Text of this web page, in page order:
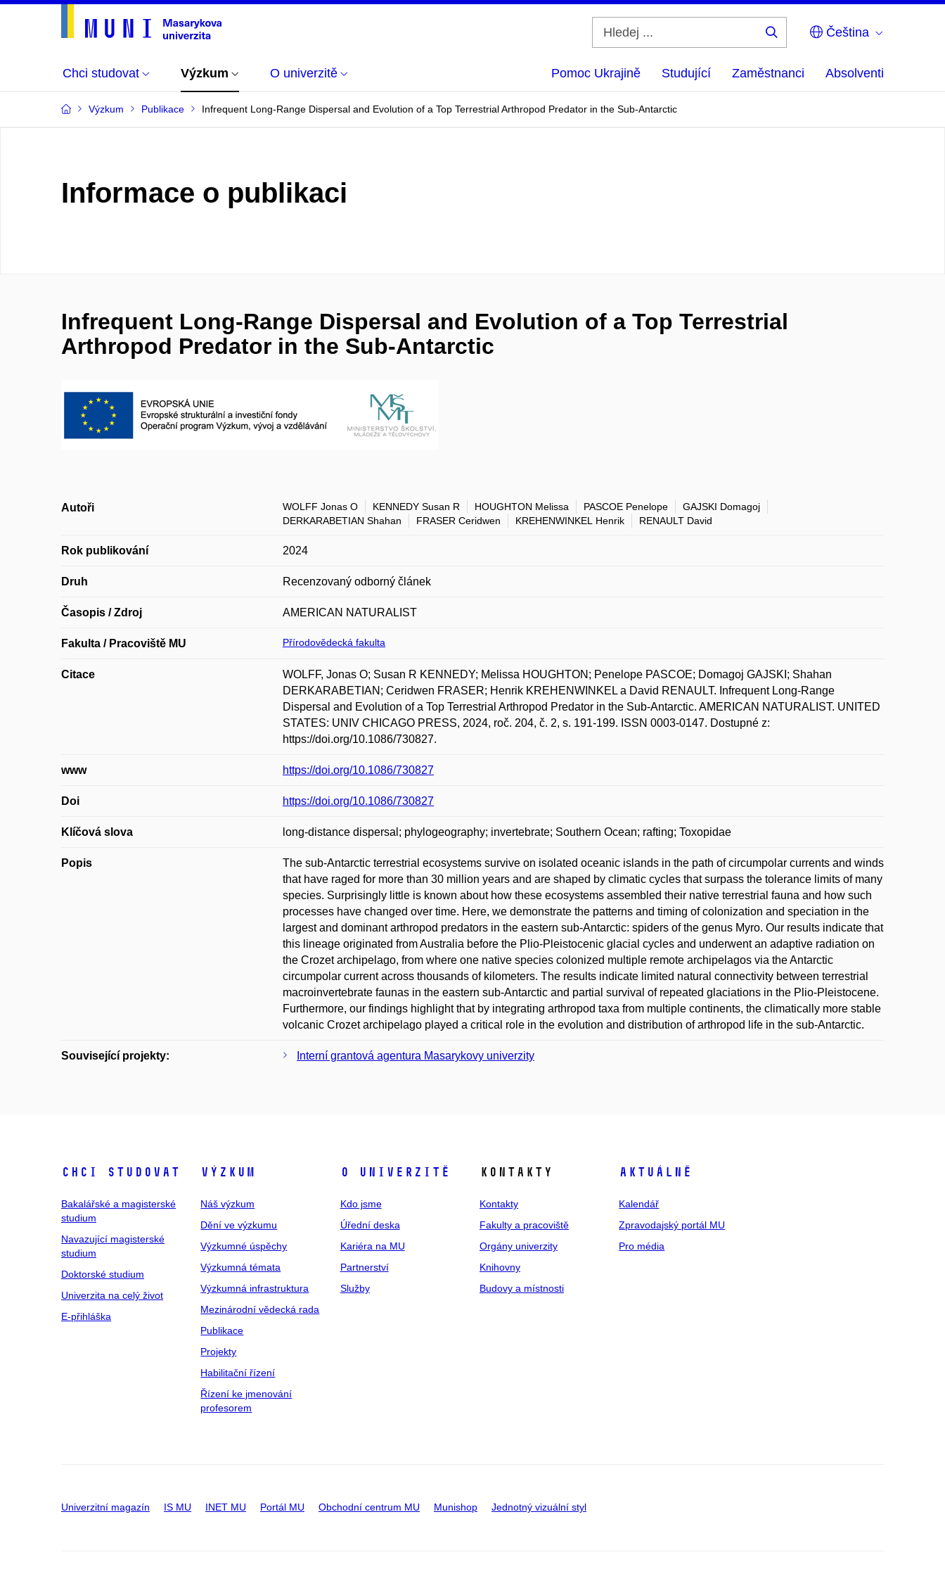
Čeština
Chci studovat Výzkum O univerzitě Pomoc Ukrajině Studující Zaměstnanci Absolventi
Výzkum Publikace Infrequent Long-Range Dispersal and Evolution of a Top Terrestrial Arthropod Predator in the Sub-Antarctic
Informace o publikaci
Infrequent Long-Range Dispersal and Evolution of a Top Terrestrial
Arthropod Predator in the Sub-Antarctic
Autoři WOLFF Jonas O KENNEDY Susan R HOUGHTON Melissa PASCOE Penelope
GAJSKI Domagoj
DERKARABETIAN Shahan
FRASER Ceridwen KREHENWINKEL Henrik RENAULT David
Rok publikování 2024
Druh Recenzovaný odborný článek
Časopis / Zdroj AMERICAN NATURALIST
Fakulta / Pracoviště MU Přírodovědecká fakulta
Citace
WOLFF, Jonas O; Susan R KENNEDY; Melissa HOUGHTON; Penelope PASCOE; Domagoj GAJSKI; Shahan
DERKARABETIAN; Ceridwen FRASER; Henrik KREHENWINKEL a David RENAULT. Infrequent Long-Range
Dispersal and Evolution of a Top Terrestrial Arthropod Predator in the Sub-Antarctic. AMERICAN NATURALIST. UNITED
STATES: UNIV CHICAGO PRESS, 2024, roč. 204, č. 2, s. 191-199. ISSN 0003-0147. Dostupné z:
https://doi.org/10.1086/730827.
www https://doi.org/10.1086/730827
Doi https://doi.org/10.1086/730827
Klíčová slova long-distance dispersal; phylogeography; invertebrate; Southern Ocean; rafting; Toxopidae
Popis
The sub-Antarctic terrestrial ecosystems survive on isolated oceanic islands in the path of circumpolar currents and winds
that have raged for more than 30 million years and are shaped by climatic cycles that surpass the tolerance limits of many
species. Surprisingly little is known about how these ecosystems assembled their native terrestrial fauna and how such
processes have changed over time. Here, we demonstrate the patterns and timing of colonization and speciation in the
largest and dominant arthropod predators in the eastern sub-Antarctic: spiders of the genus Myro. Our results indicate that
this lineage originated from Australia before the Plio-Pleistocenic glacial cycles and underwent an adaptive radiation on
the Crozet archipelago, from where one native species colonized multiple remote archipelagos via the Antarctic
circumpolar current across thousands of kilometers. The results indicate limited natural connectivity between terrestrial
macroinvertebrate faunas in the eastern sub-Antarctic and partial survival of repeated glaciations in the Plio-Pleistocene.
Furthermore, our findings highlight that by integrating arthropod taxa from multiple continents, the climatically more stable
volcanic Crozet archipelago played a critical role in the evolution and distribution of arthropod life in the sub-Antarctic.
Související projekty: Interní grantová agentura Masarykovy univerzity
Chci studovat
Bakalářské a magisterské
studium
Navazující magisterské
studium
Doktorské studium
Univerzita na celý život
E-přihláška
Výzkum
Náš výzkum
Dění ve výzkumu
Výzkumné úspěchy
Výzkumná témata
Výzkumná infrastruktura
Mezinárodní vědecká rada
Publikace
Projekty
Habilitační řízení
Řízení ke jmenování
profesorem
O univerzitě
Kdo jsme
Úřední deska
Kariéra na MU
Partnerství
Služby
Kontakty
Kontakty
Fakulty a pracoviště
Orgány univerzity
Knihovny
Budovy a místnosti
Aktuálně
Kalendář
Zpravodajský portál MU
Pro média
Univerzitní magazín IS MU INET MU Portál MU Obchodní centrum MU Munishop Jednotný vizuální styl